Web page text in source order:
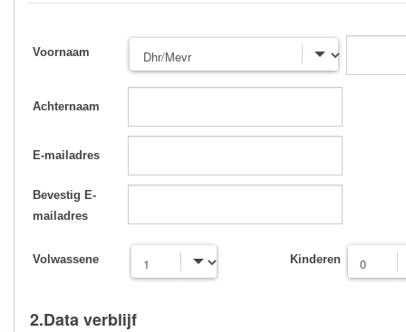
Voornaam
Achternaam
E-mailadres
Bevestig E-
mailadres
Volwassene Kinderen
2.Data verblijf